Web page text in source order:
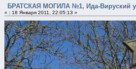
БРАТСКАЯ МОГИЛА №1, Ида-Вируский
« :18 Января 2011, 22:05:13 »